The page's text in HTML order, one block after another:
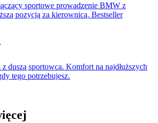
sportowe prowadzenie BMW z
pozycją za kierownicą. Bestseller
duszą sportowca. Komfort na najdłuższych
tego potrzebujesz.